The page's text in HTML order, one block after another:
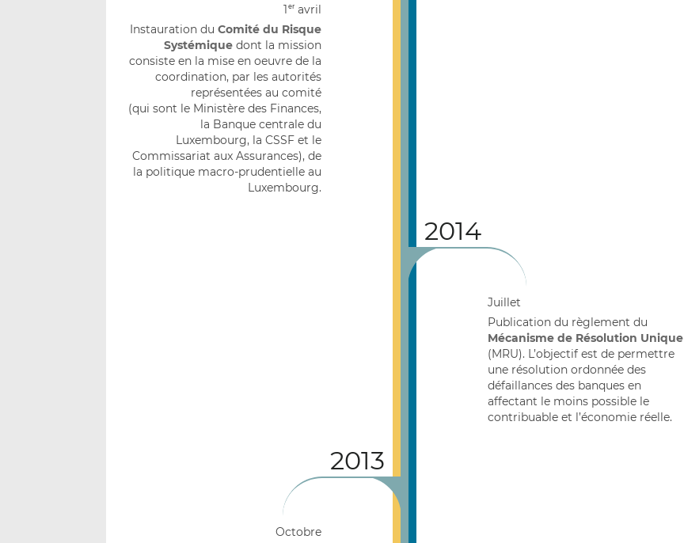
1 eravril
Instauration du Comité du Risque
Systémiquedont la mission
consiste en la mise en oeuvre de la
coordination, par les autorités
représentées au comité
(qui sont le Ministère des Finances,
la Banque centrale du
Luxembourg, la CSSF et le
Commissariat aux Assurances), de
la politique macro-prudentielle au
Luxembourg.
2014
Juillet
Publication du règlement du
Mécanisme de Résolution Unique
(MRU). L’objectif est de permettre
une résolution ordonnée des
défaillances des banques en
affectant le moins possible le
contribuable et l’économie réelle.
2013
Octobre